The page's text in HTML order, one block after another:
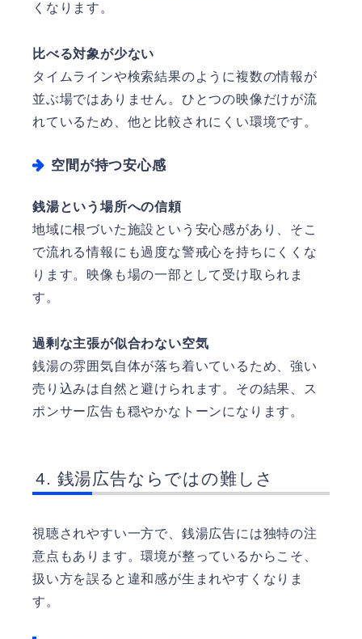
くなります。
比べる対象が少ない
タイムラインや検索結果のように複数の情報が
並ぶ場ではありません。ひとつの映像だけが流
れているため、他と比較されにくい環境です。
空間が持つ安心感
銭湯という場所への信頼
地域に根づいた施設という安心感があり、そこ
で流れる情報にも過度な警戒心を持ちにくくな
ります。映像も場の一部として受け取られま
す。
過剰な主張が似合わない空気
銭湯の雰囲気自体が落ち着いているため、強い
売り込みは自然と避けられます。その結果、ス
ポンサー広告も穏やかなトーンになります。
銭湯広告ならではの難しさ
視聴されやすい一方で、銭湯広告には独特の注
意点もあります。環境が整っているからこそ、
扱い方を誤ると違和感が生まれやすくなりま
す。